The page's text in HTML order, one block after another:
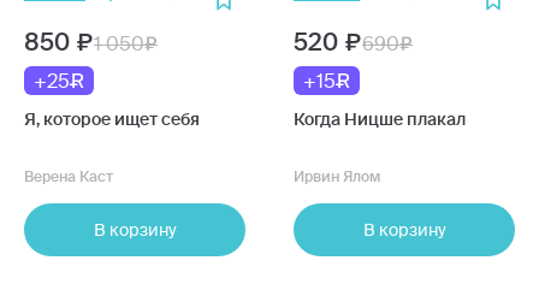
850
1 050
+25
Я, которое ищет себя
Верена Каст
В корзину
520
690
+15
Когда Ницше плакал
Ирвин Ялом
В корзину